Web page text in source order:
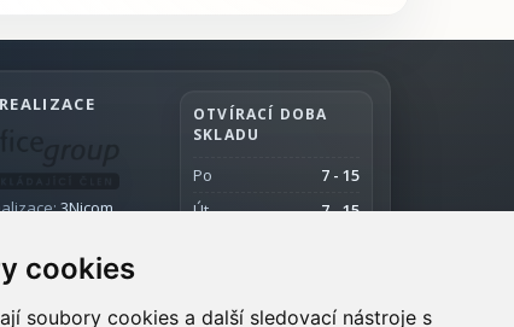
cookies
soubory cookies a další sledovací nástroje s
REALIZACE
3Nicom
OTVÍRACÍ DOBA
SKLADU
Po
7 - 15
Út
7 - 15
Pá
7 - 12